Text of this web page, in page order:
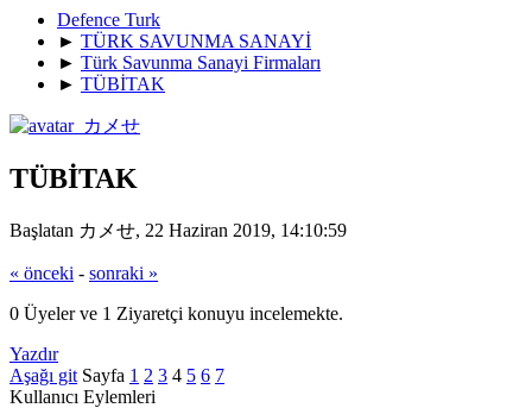
Defence Turk
► TÜRK SAVUNMA SANAYİ
► Türk Savunma Sanayi Firmaları
► TÜBİTAK
TÜBİTAK
Başlatan カメせ, 22 Haziran 2019, 14:10:59
« önceki - sonraki »
0 Üyeler ve 1 Ziyaretçi konuyu incelemekte.
Yazdır
Aşağı git Sayfa 1 2 3 4 5 6 7
Kullanıcı Eylemleri